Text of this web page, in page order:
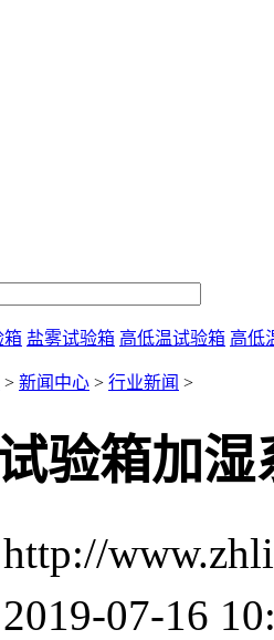
箱 盐雾试验箱 高低温试验箱 高低
> 新闻中心 > 行业新闻 >
验箱加湿
07-16